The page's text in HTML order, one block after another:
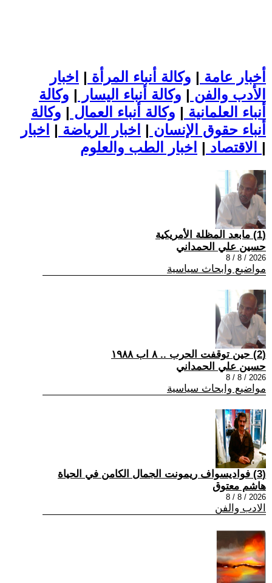
أخبار عامة | وكالة أنباء المرأة | اخبار
الأدب والفن | وكالة أنباء اليسار | وكالة
أنباء العلمانية | وكالة أنباء العمال | وكالة
أنباء حقوق الإنسان | اخبار الرياضة | اخبار
الاقتصاد | |
(1) مابعد المظلة الأمريكية
حسين علي الحمداني
2026 / 8 / 8
مواضيع وابحاث سياسية
(2) حين توقفت الحرب .. ٨ اب ١٩٨٨
حسين علي الحمداني
2026 / 8 / 8
مواضيع وابحاث سياسية
(3) فواديسواف ريمونت الجمال الكامن في الحياة
هاشم معتوق
2026 / 8 / 8
الادب والفن